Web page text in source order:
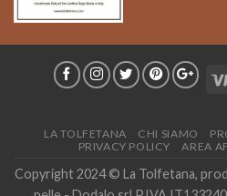
LA TOLFETANA CHI SIAMO
PRIVACY POLICY
AREA
Copyright 2024 © La Tolfetana,